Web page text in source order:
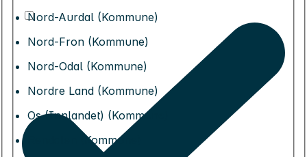
Nord-Aurdal (Kommune)
Nord-Fron (Kommune)
Nord-Odal (Kommune)
Nordre Land (Kommune)
Os (Innlandet) (Kommune)
Rendalen (Kommune)